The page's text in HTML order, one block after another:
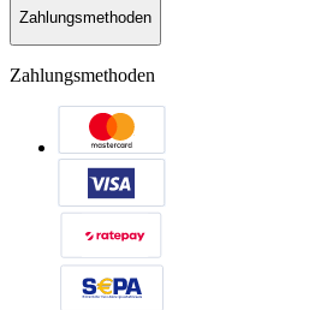
Zahlungsmethoden
Zahlungsmethoden